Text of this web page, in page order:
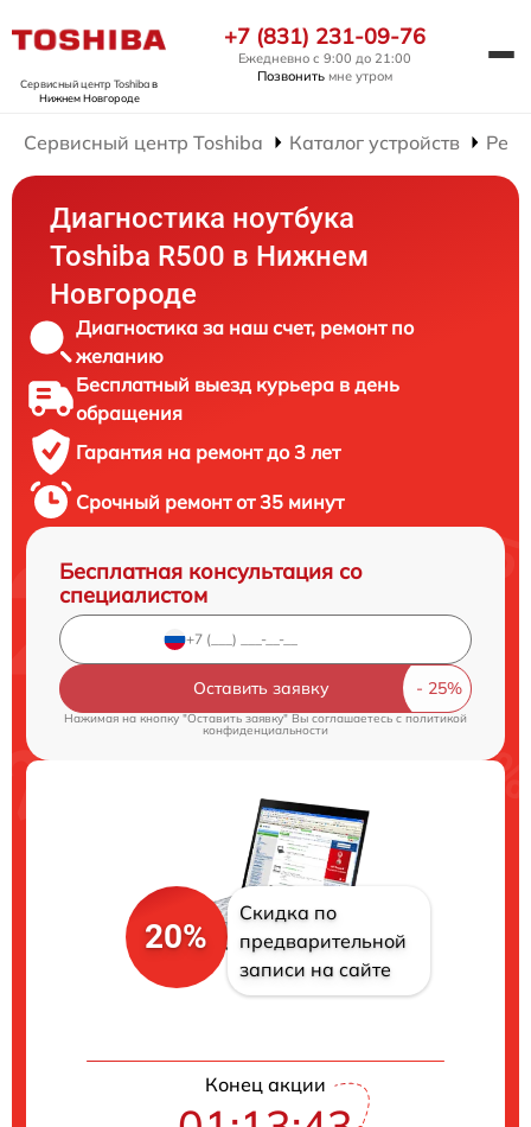
Сервисный центр Toshibaв
Нижнем Новгороде
+7 (831) 231-09-76
Ежедневно с 9:00 до 21:00
Позвонить мне утром
Сервисный центр Toshiba Каталог устройств
Диагностика ноутбука
Toshiba R500 в Нижнем
Новгороде
Диагностика за наш счет, ремонт по
желанию
Бесплатный выезд курьера в день
обращения
Гарантия на ремонт до 3 лет
Срочный ремонт от 35 минут
Бесплатная консультация со
специалистом
Оставить заявку
Нажимая на кнопку "Оставить заявку" Вы соглашаетесь cполитикой
конфиденциальности
20%
Скидка по
предварительной
записи на сайте
Конец акции